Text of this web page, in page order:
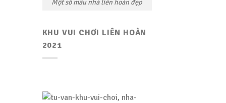
Một số mẩu nhà liên hoàn đẹp
KHU VUI CHƠI LIÊN HOÀN
2021